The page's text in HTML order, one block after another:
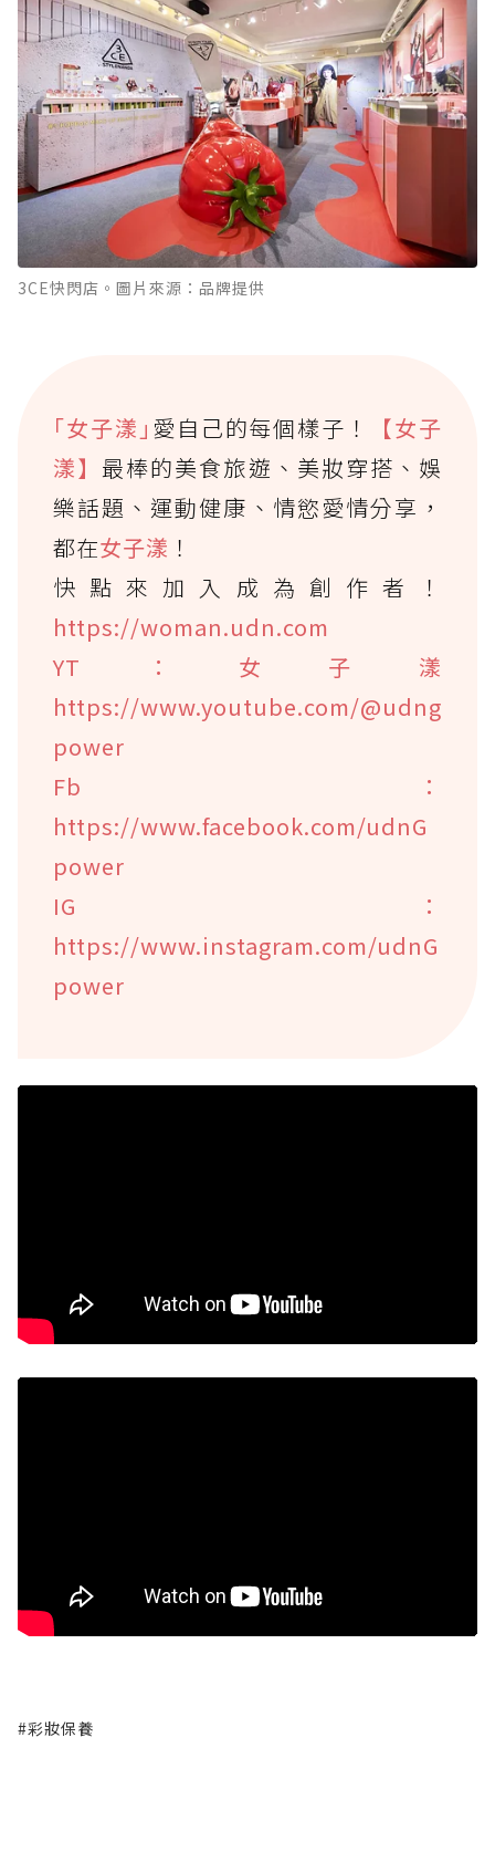
3CE快閃店。圖片來源：品牌提供
｢女子漾｣ 愛自己的每個樣子！
【女子
漾】最棒的美食旅遊、美妝穿搭、娛
樂話題、運動健康、情慾愛情分享，
都在女子漾 ！
快點來加入成為創作者！
https://woman.udn.com
YT：女子漾
https://www.youtube.com/@udng
power
Fb：
https://www.facebook.com/udnG
power
IG：
https://www.instagram.com/udnG
power
#彩妝保養